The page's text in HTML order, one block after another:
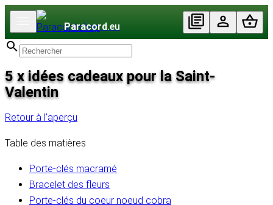
Paracord.eu
5 x idées cadeaux pour la Saint-
Valentin
Retour à l'aperçu
Table des matières
Porte-clés macramé
Bracelet des fleurs
Porte-clés du coeur noeud cobra